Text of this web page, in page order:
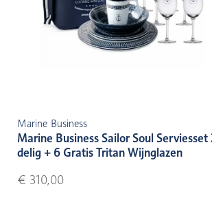
Marine Business
Marine Business Sailor Soul Serviesset
delig + 6 Gratis Tritan Wijnglazen
€ 310,00